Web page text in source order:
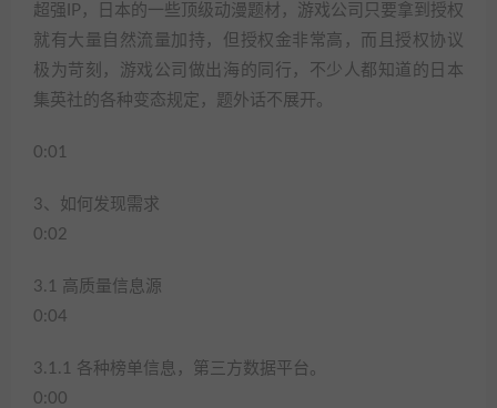
超强IP，日本的一些顶级动漫题材，游戏公司只要拿到授权
就有大量自然流量加持，但授权金非常高，而且授权协议
极为苛刻，游戏公司做出海的同行，不少人都知道的日本
集英社的各种变态规定，题外话不展开。
0:01
3、如何发现需求
0:02
3.1 高质量信息源
0:04
3.1.1 各种榜单信息，第三方数据平台。
0:00